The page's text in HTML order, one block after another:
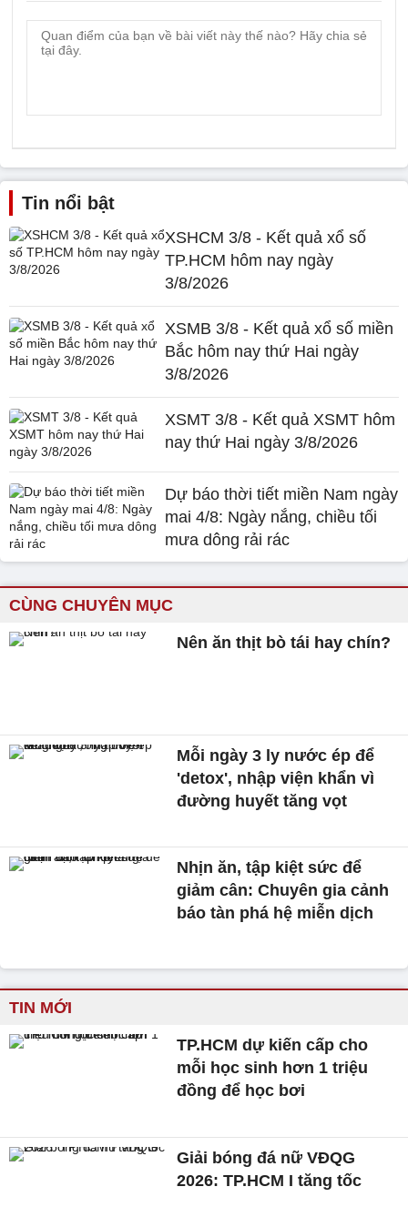
Tin nổi bật
XSHCM 3/8 - Kết quả xổ số
TP.HCM hôm nay ngày
3/8/2026
XSMB 3/8 - Kết quả xổ số miền
Bắc hôm nay thứ Hai ngày
3/8/2026
XSMT 3/8 - Kết quả XSMT hôm
nay thứ Hai ngày 3/8/2026
Dự báo thời tiết miền Nam ngày
mai 4/8: Ngày nắng, chiều tối
mưa dông rải rác
CÙNG CHUYÊN MỤC
Nên ăn thịt bò tái hay chín?
Mỗi ngày 3 ly nước ép để
'detox', nhập viện khẩn vì
đường huyết tăng vọt
Nhịn ăn, tập kiệt sức để
giảm cân: Chuyên gia cảnh
báo tàn phá hệ miễn dịch
TIN MỚI
TP.HCM dự kiến cấp cho
mỗi học sinh hơn 1 triệu
đồng để học bơi
Giải bóng đá nữ VĐQG
2026: TP.HCM I tăng tốc